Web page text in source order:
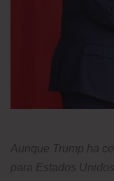
Aunque Trump ha
para Estados